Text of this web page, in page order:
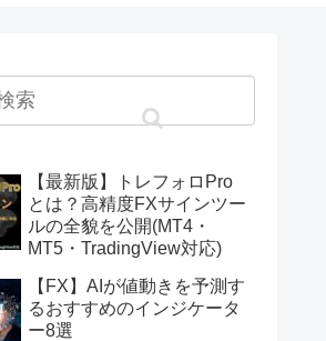
【最新版】トレフォロPro
とは？高精度FXサインツー
ルの全貌を公開(MT4・
MT5・TradingView対応)
【FX】AIが値動きを予測す
るおすすめのインジケータ
ー8選